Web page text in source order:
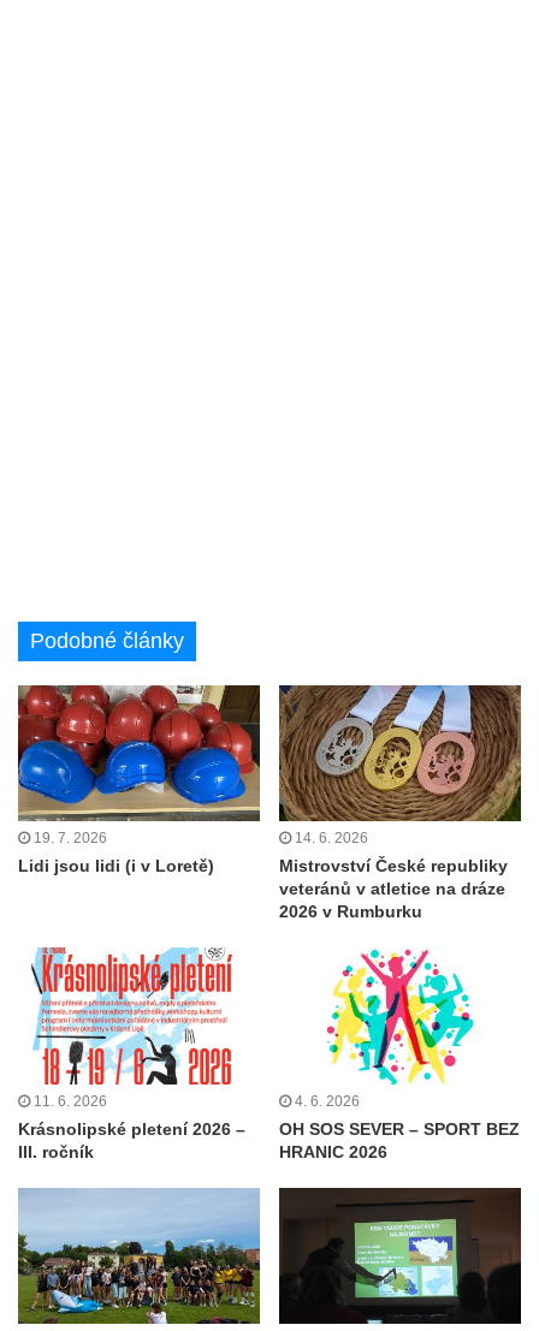
Podobné články
19. 7. 2026
Lidi jsou lidi (i v Loretě)
14. 6. 2026
Mistrovství České republiky
veteránů v atletice na dráze
2026 v Rumburku
11. 6. 2026
Krásnolipské pletení 2026 –
III. ročník
4. 6. 2026
OH SOS SEVER – SPORT BEZ
HRANIC 2026